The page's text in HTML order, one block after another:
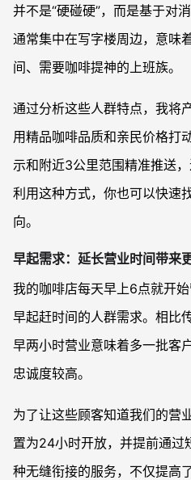
并不是“硬碰硬”，而是基于对
通常集中在写字楼周边，意味
间、需要咖啡提神的上班族。
通过分析这些人群特点，我将
用精品咖啡品质和亲民价格打
示和附近3公里范围精准推送，
利用这种方式，你也可以快速
向。
早起需求：延长营业时间带来
我的咖啡店每天早上6点就开
早起赶时间的人群需求。相比
早两小时营业意味着多一批客
忠诚度较高。
为了让这些顾客知道我们的营
置为24小时开放，并提前通过
种无缝衔接的服务，不仅提高